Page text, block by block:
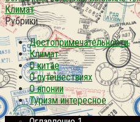
Климат
Рубрики
Достопримечательности
Климат
О китае
О путешествиях
О японии
Туризм интересное